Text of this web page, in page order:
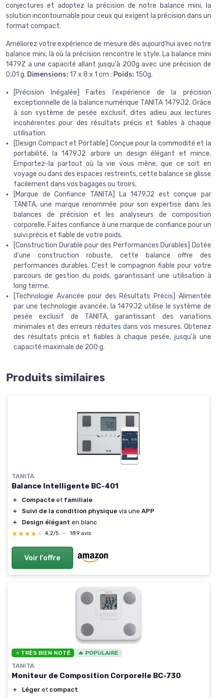
conjectures et adoptez la précision de notre balance mini, la
solution incontournable pour ceux qui exigent la précision dans un
format compact.
Améliorez votre expérience de mesure dès aujourd'hui avec notre
balance mini, là où la précision rencontre le style. La balance mini
1479Z a une capacité allant jusqu'à 200g avec une précision de
0,01 g. Dimensions: 17 x 8 x 1 cm ; Poids: 150g.
[Précision Inégalée] Faites l'expérience de la précision
exceptionnelle de la balance numérique TANITA 1479J2. Grâce
à son système de pesée exclusif, dites adieu aux lectures
incohérentes pour des résultats précis et fiables à chaque
utilisation.
[Design Compact et Portable] Conçue pour la commodité et la
portabilité, la 1479J2 arbore un design élégant et mince.
Emportez-la partout où la vie vous mène, que ce soit en
voyage ou dans des espaces restreints, cette balance se glisse
facilement dans vos bagages ou tiroirs.
[Marque de Confiance TANITA] La 1479J2 est conçue par
TANITA, une marque renommée pour son expertise dans les
balances de précision et les analyseurs de composition
corporelle. Faites confiance à une marque de confiance pour un
suivi précis et fiable de votre poids.
[Construction Durable pour des Performances Durables] Dotée
d'une construction robuste, cette balance offre des
performances durables. C'est le compagnon fiable pour votre
parcours de gestion du poids, garantissant une utilisation à
long terme.
[Technologie Avancée pour des Résultats Précis] Alimentée
par une technologie avancée, la 1479J2 utilise le système de
pesée exclusif de TANITA, garantissant des variations
minimales et des erreurs réduites dans vos mesures. Obtenez
des résultats précis et fiables à chaque pesée, jusqu'à une
capacité maximale de 200 g.
Produits similaires
TANITA
Balance Intelligente BC-401
＋ Compacte et familiale
＋
Suivi de la condition physique via une APP
＋
Design élégant en blanc
★★★★★
★★★★★ 4,2/5 — 189 avis
Voir l'offre
⭐ TRÈS BIEN NOTÉ 🔥 POPULAIRE
TANITA
Moniteur de Composition Corporelle BC-730
＋ Léger et compact